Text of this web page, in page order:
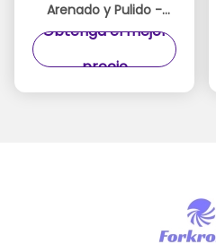
Arenado y Pulido -
KDL-S10 Máquina de
Obtenga el mejor
precio